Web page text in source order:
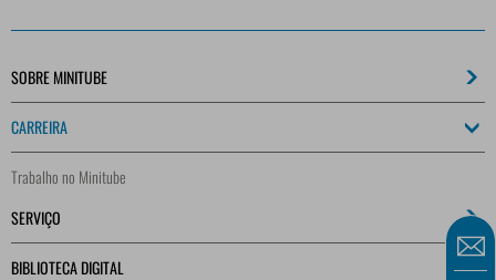
SOBRE MINITUBE
CARREIRA
Trabalho no Minitube
SERVIÇO
BIBLIOTECA DIGITAL